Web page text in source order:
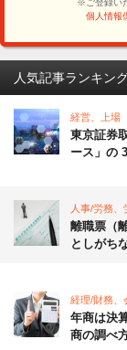
人気記事ランキン
経営、上場
東京証券
ース」の
人事/労務、
離職票（
としがち
経理/財務、
年商は決
商の調べ